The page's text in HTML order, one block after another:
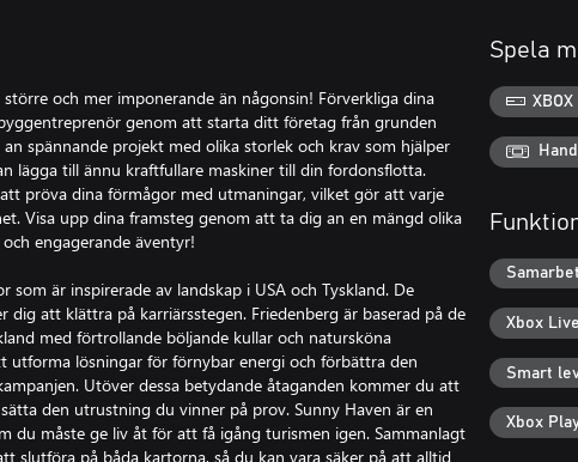
och mer imponerande än någonsin! Förverkliga dina
genom att starta ditt företag från grunden
spännande projekt med olika storlek och krav som hjälper
lägga till ännu kraftfullare maskiner till din fordonsflotta.
pröva dina förmågor med utmaningar, vilket gör att varje
Visa upp dina framsteg genom att ta dig an en mängd olika
engagerande äventyr!
är inspirerade av landskap i USA och Tyskland. De
dig att klättra på karriärsstegen. Friedenberg är baserad på de
med förtrollande böljande kullar och natursköna
utforma lösningar för förnybar energi och förbättra den
Utöver dessa betydande åtaganden kommer du att
den utrustning du vinner på prov. Sunny Haven är en
du måste ge liv åt för att få igång turismen igen. Sammanlagt
slutföra på båda kartorna, så du kan vara säker på att alltid
Spela
XBOX
Xbox
Smart
Xbox